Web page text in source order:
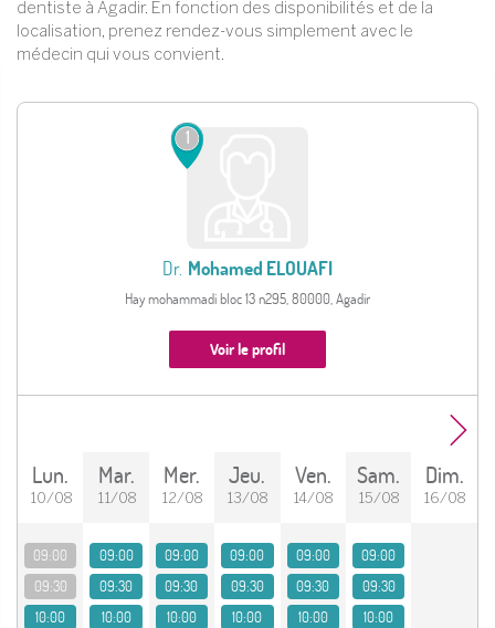
dentiste à Agadir. En fonction des disponibilités et de la
localisation, prenez rendez-vous simplement avec le
médecin qui vous convient.
1
Dr. Mohamed ELOUAFI
Hay mohammadi bloc 13 n295, 80000, Agadir
Voir le profil
lun.
10/08
mar.
11/08
mer.
12/08
jeu.
13/08
ven.
14/08
sam.
15/08
dim.
16/08
09:00
09:30
10:00
09:00
09:30
10:00
09:00
09:30
10:00
09:00
09:30
10:00
09:00
09:30
10:00
09:00
09:30
10:00